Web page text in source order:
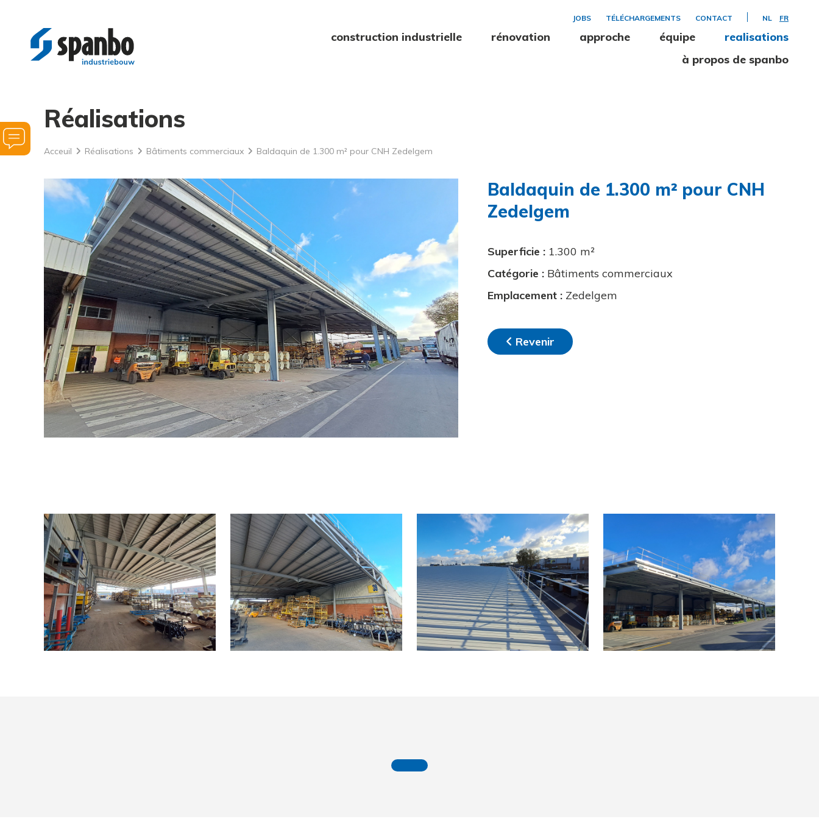
JOBS TÉLÉCHARGEMENTS CONTACT NL FR
construction industrielle rénovation approche équipe
realisations
à propos de spanbo
Demandez
l’aide
pour
projets
de
construction
Réalisations
Acceuil Réalisations Bâtiments commerciaux Baldaquin de 1.300 m² pour CNH Zedelgem
Baldaquin de 1.300 m² pour CNH
Zedelgem
Superficie : 1.300 m²
Catégorie : Bâtiments commerciaux
Emplacement : Zedelgem
Revenir